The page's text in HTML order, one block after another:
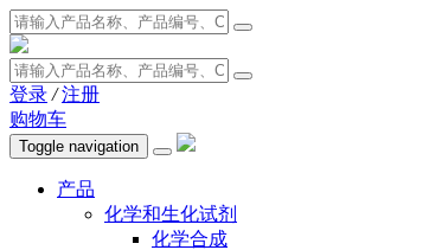
登录 / 注册
购物车
Toggle navigation
产品
化学和生化试剂
化学合成